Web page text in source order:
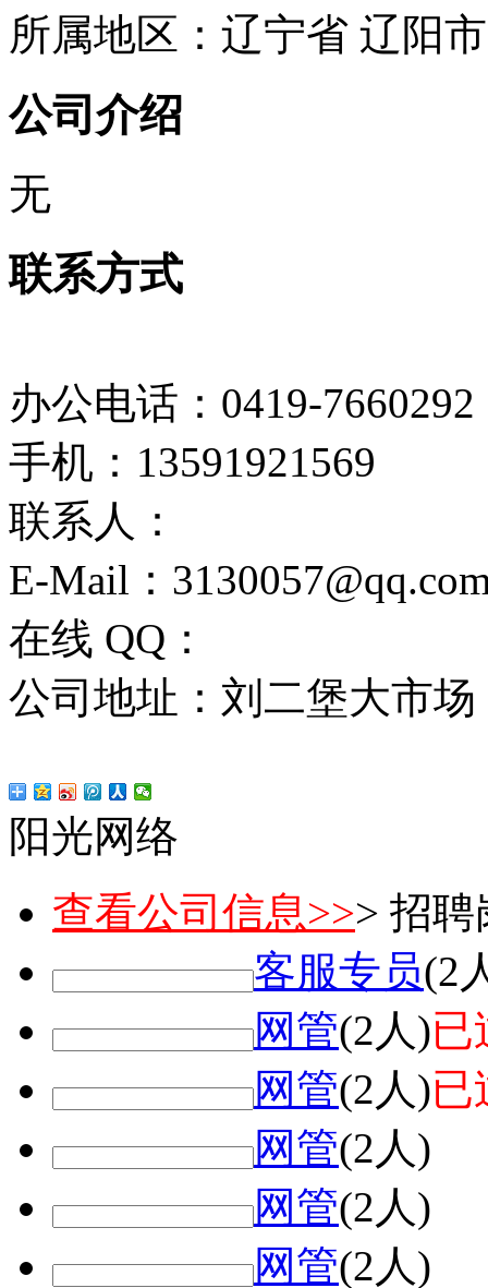
所属地区：辽宁省 辽阳市
公司介绍
无
联系方式
办公电话：0419-7660292
手机：13591921569
联系人：
E-Mail：
在线 QQ：
公司地址：刘二堡大市场
阳光网络
查看公司信息>>> 招聘
客服专员(2
网管(2人)已
网管(2人)已
网管(2人)
网管(2人)
网管(2人)